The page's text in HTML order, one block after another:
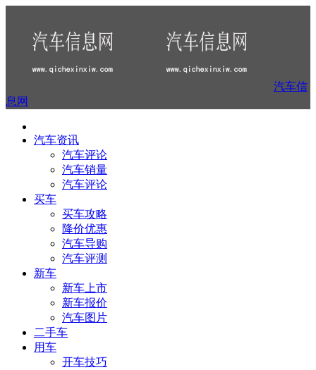
汽车信
息网
汽车资讯
汽车评论
汽车销量
汽车评论
买车
买车攻略
降价优惠
汽车导购
汽车评测
新车
新车上市
新车报价
汽车图片
二手车
用车
开车技巧